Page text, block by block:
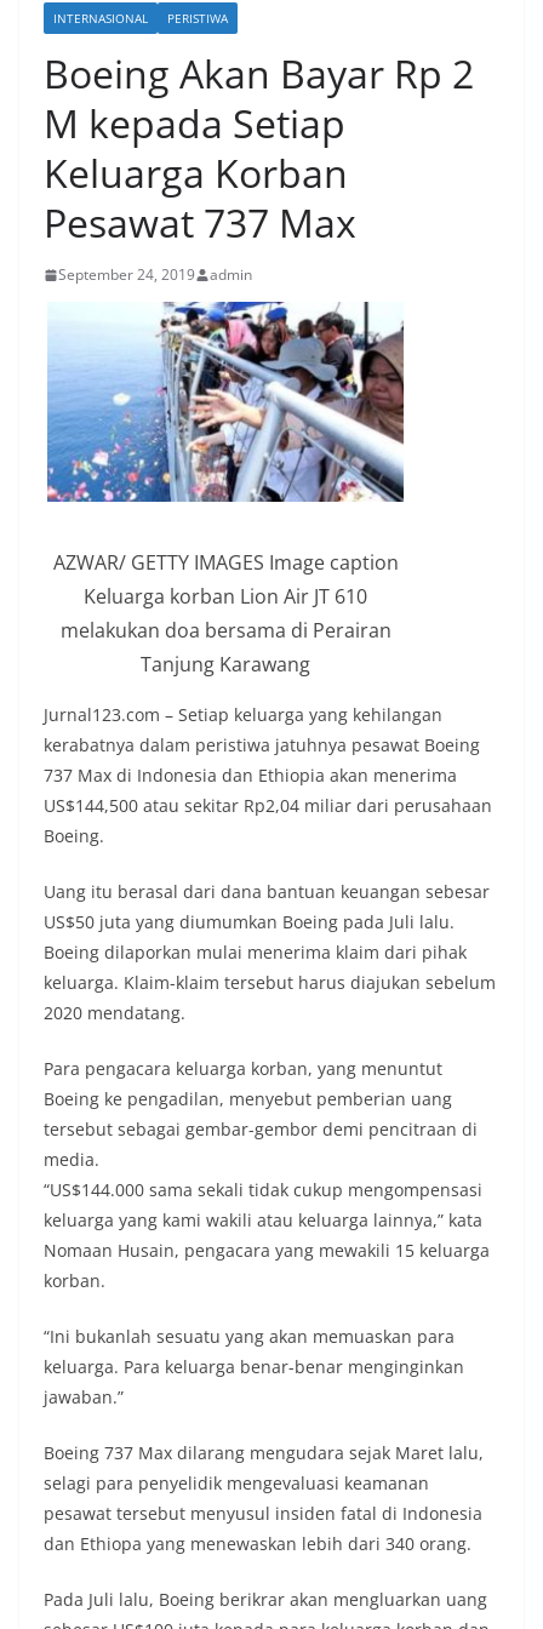
INTERNASIONAL PERISTIWA
Boeing Akan Bayar Rp 2
M kepada Setiap
Keluarga Korban
Pesawat 737 Max
September 24, 2019 admin
AZWAR/ GETTY IMAGES Image caption
Keluarga korban Lion Air JT 610
melakukan doa bersama di Perairan
Tanjung Karawang
Jurnal123.com – Setiap keluarga yang kehilangan
kerabatnya dalam peristiwa jatuhnya pesawat Boeing
737 Max di Indonesia dan Ethiopia akan menerima
US$144,500 atau sekitar Rp2,04 miliar dari perusahaan
Boeing.
Uang itu berasal dari dana bantuan keuangan sebesar
US$50 juta yang diumumkan Boeing pada Juli lalu.
Boeing dilaporkan mulai menerima klaim dari pihak
keluarga. Klaim-klaim tersebut harus diajukan sebelum
2020 mendatang.
Para pengacara keluarga korban, yang menuntut
Boeing ke pengadilan, menyebut pemberian uang
tersebut sebagai gembar-gembor demi pencitraan di
media.
“US$144.000 sama sekali tidak cukup mengompensasi
keluarga yang kami wakili atau keluarga lainnya,” kata
Nomaan Husain, pengacara yang mewakili 15 keluarga
korban.
“Ini bukanlah sesuatu yang akan memuaskan para
keluarga. Para keluarga benar-benar menginginkan
jawaban.”
Boeing 737 Max dilarang mengudara sejak Maret lalu,
selagi para penyelidik mengevaluasi keamanan
pesawat tersebut menyusul insiden fatal di Indonesia
dan Ethiopa yang menewaskan lebih dari 340 orang.
Pada Juli lalu, Boeing berikrar akan mengluarkan uang